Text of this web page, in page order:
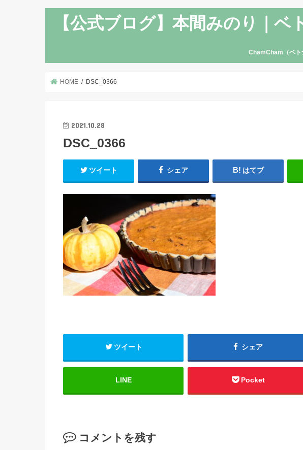
【公式ブログ】本間みのり｜
ChamCham（ベト
HOME DSC_0366
2021.10.28
DSC_0366
ツイート シェア はてブ
ツイート シェア
LINE Pocket
コメントを残す